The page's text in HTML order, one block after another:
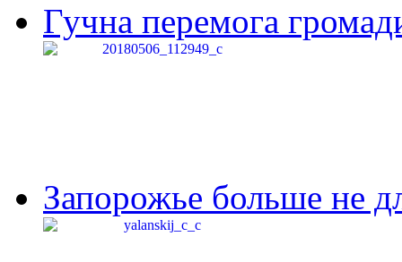
Гучна перемога
Запорожье больше не